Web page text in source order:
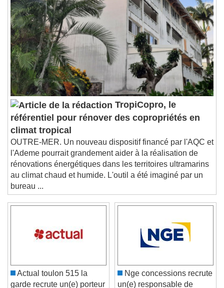
Chapters
Descriptions
descriptions off, selected
Subtitles
subtitles settings, opens subtitles
settings dialog
subtitles off, selected
Audio Track
Picture-in-Picture
Fullscreen
This is a modal window.
Beginning of dialog window. Escape will cancel
and close the window.
Text
Color
Text Background
Caption Area Background
Font Size
TropiCopro, le
référentiel pour rénover des copropriétés en
climat tropical
OUTRE-MER. Un nouveau dispositif financé par l'AQC et
l'Ademe pourrait grandement aider à la réalisation de
rénovations énergétiques dans les territoires ultramarins
au climat chaud et humide. L'outil a été imaginé par un
bureau ...
Actual toulon 515 la
Nge concessions recrute